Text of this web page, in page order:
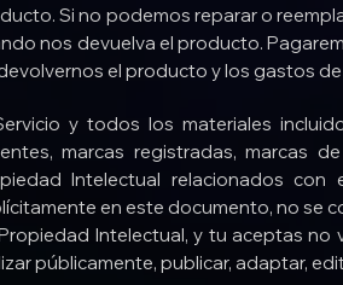
Si no podemos reparar o
nos devuelva el producto.
el producto y los gastos
y todos los materiales
marcas registradas, marcas
Intelectual relacionados con
en este documento, no se
Intelectual, y tu aceptas no
públicamente, publicar, adaptar,